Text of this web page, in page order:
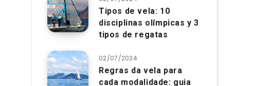
Tipos de vela: 10
disciplinas olímpicas y 3
tipos de regatas
02/07/2024
Regras da vela para
cada modalidade: guia